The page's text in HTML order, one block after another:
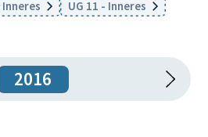
UG 11 - Inneres
2016